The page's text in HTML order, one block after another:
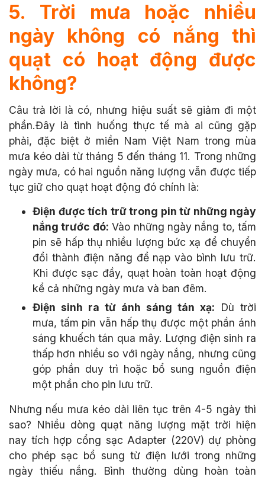
5. Trời mưa hoặc nhiều
ngày không có nắng thì
quạt có hoạt động được
không?
Câu trả lời là có, nhưng hiệu suất sẽ giảm đi một
phần.Đây là tình huống thực tế mà ai cũng gặp
phải, đặc biệt ở miền Nam Việt Nam trong mùa
mưa kéo dài từ tháng 5 đến tháng 11. Trong những
ngày mưa, có hai nguồn năng lượng vẫn được tiếp
tục giữ cho quạt hoạt động đó chính là:
Điện được tích trữ trong pin từ những ngày
nắng trước đó: Vào những ngày nắng to, tấm
pin sẽ hấp thụ nhiều lượng bức xạ để chuyển
đổi thành điện năng để nạp vào bình lưu trữ.
Khi được sạc đầy, quạt hoàn toàn hoạt động
kể cả những ngày mưa và ban đêm.
Điện sinh ra từ ánh sáng tán xạ: Dù trời
mưa, tấm pin vẫn hấp thụ được một phần ánh
sáng khuếch tán qua mây. Lượng điện sinh ra
thấp hơn nhiều so với ngày nắng, nhưng cũng
góp phần duy trì hoặc bổ sung nguồn điện
một phần cho pin lưu trữ.
Nhưng nếu mưa kéo dài liên tục trên 4-5 ngày thì
sao? Nhiều dòng quạt năng lượng mặt trời hiện
nay tích hợp cổng sạc Adapter (220V) dự phòng
cho phép sạc bổ sung từ điện lưới trong những
ngày thiếu nắng. Bình thường dùng hoàn toàn